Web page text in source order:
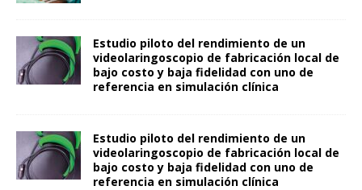
Estudio piloto del rendimiento de un
videolaringoscopio de fabricación local de
bajo costo y baja fidelidad con uno de
referencia en simulación clínica
Estudio piloto del rendimiento de un
videolaringoscopio de fabricación local de
bajo costo y baja fidelidad con uno de
referencia en simulación clínica